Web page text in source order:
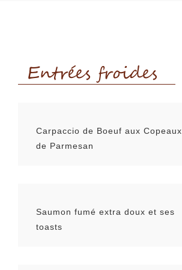
Entrées froides
Carpaccio de Boeuf aux Copeaux
de Parmesan
Saumon fumé extra doux et ses
toasts